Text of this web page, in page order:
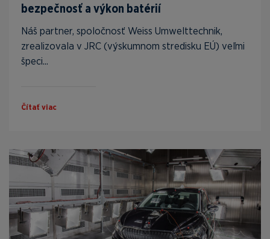
bezpečnosť a výkon batérií
Náš partner, spoločnosť Weiss Umwelttechnik,
zrealizovala v JRC (výskumnom stredisku EÚ) veľmi
špeci...
Čítať viac